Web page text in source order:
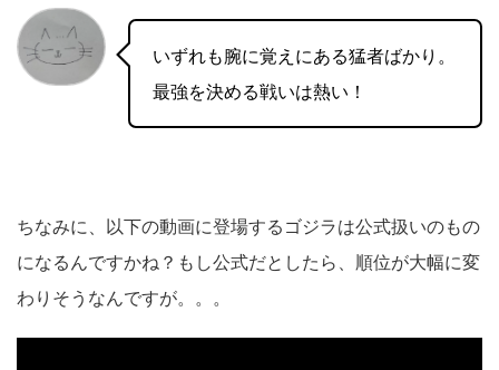
いずれも腕に覚えにある猛者ばかり。
最強を決める戦いは熱い！
ちなみに、以下の動画に登場するゴジラは公式扱いのもの
になるんですかね？もし公式だとしたら、順位が大幅に変
わりそうなんですが。。。